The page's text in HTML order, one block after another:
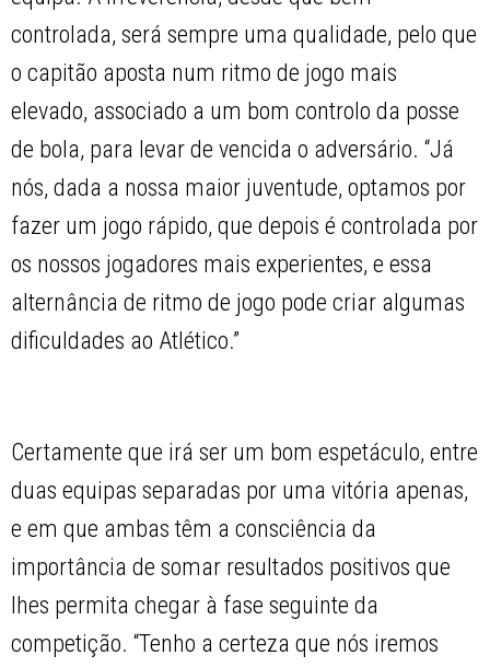
controlada, será sempre uma qualidade, pelo que
o capitão aposta num ritmo de jogo mais
elevado, associado a um bom controlo da posse
de bola, para levar de vencida o adversário. “Já
nós, dada a nossa maior juventude, optamos por
fazer um jogo rápido, que depois é controlada por
os nossos jogadores mais experientes, e essa
alternância de ritmo de jogo pode criar algumas
dificuldades ao Atlético.”
Certamente que irá ser um bom espetáculo, entre
duas equipas separadas por uma vitória apenas,
e em que ambas têm a consciência da
importância de somar resultados positivos que
lhes permita chegar à fase seguinte da
competição. “Tenho a certeza que nós iremos